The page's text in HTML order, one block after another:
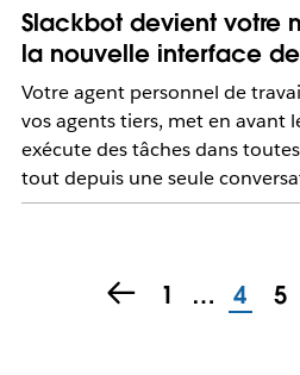
Slackbot devient votre
la nouvelle interface
Votre agent personnel de
vos agents tiers, met en avant
exécute des tâches dans
tout depuis une seule
1 … 4 5